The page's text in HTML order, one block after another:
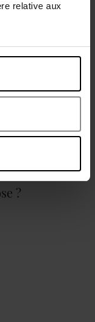
relative aux
des clients
?